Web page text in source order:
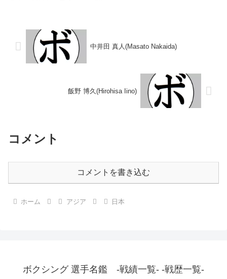
38、37-39...
中井田 真人(Masato Nakaida)
飯野 博久(Hirohisa Iino)
コメント
コメントを書き込む
ホーム アジア 日本
ボクシング 選手名鑑 -戦績一覧- -戦歴一覧-